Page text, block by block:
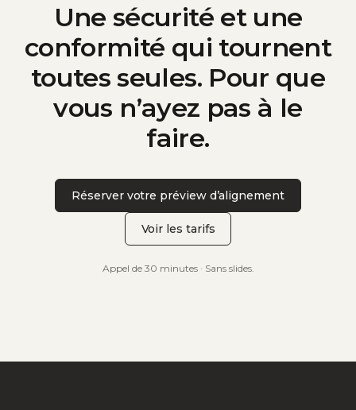
Une sécurité et une
conformité qui tournent
toutes seules. Pour que
vous n’ayez pas à le
faire.
Réserver votre préview d’alignement
Voir les tarifs
Appel de 30 minutes · Sans slides.